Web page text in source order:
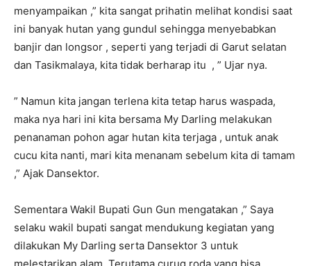
menyampaikan ,” kita sangat prihatin melihat kondisi saat
ini banyak hutan yang gundul sehingga menyebabkan
banjir dan longsor , seperti yang terjadi di Garut selatan
dan Tasikmalaya, kita tidak berharap itu , ” Ujar nya.
” Namun kita jangan terlena kita tetap harus waspada,
maka nya hari ini kita bersama My Darling melakukan
penanaman pohon agar hutan kita terjaga , untuk anak
cucu kita nanti, mari kita menanam sebelum kita di tamam
,” Ajak Dansektor.
Sementara Wakil Bupati Gun Gun mengatakan ,” Saya
selaku wakil bupati sangat mendukung kegiatan yang
dilakukan My Darling serta Dansektor 3 untuk